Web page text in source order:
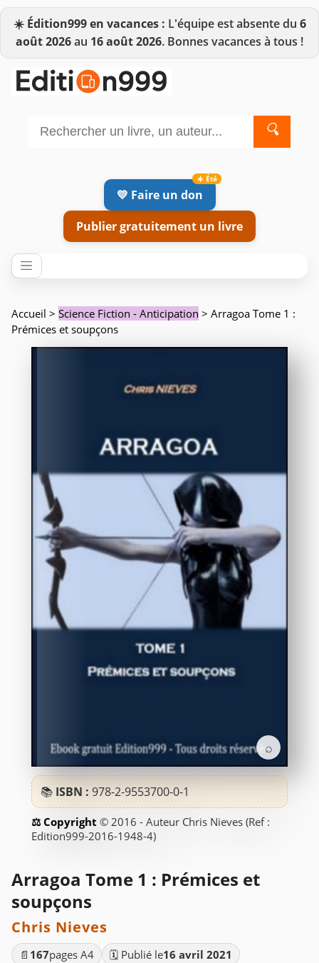
☀️ Édition999 en vacances : L'équipe est absente du 6
août 2026au 16 août 2026. Bonnes vacances à tous !
🔍
💛 Faire un don
Publier gratuitement un livre
Accueil > Science Fiction - Anticipation > Arragoa Tome 1 :
Prémices et soupçons
⌕
📚 ISBN : 978-2-9553700-0-1
© 2016 - Auteur Chris Nieves (Ref :
Edition999-2016-1948-4)
Arragoa Tome 1 : Prémices et
soupçons
Chris Nieves
📄 167pages A4 🗓️ Publié le16 avril 2021